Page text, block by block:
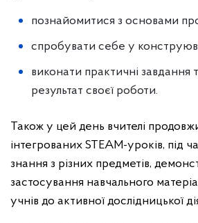
познайомитися з основами
спробувати себе у
виконати практичні завдання
результат своєї роботи.
Також у цей день вчителі
інтегрованих STEAM-уроків, під
знання з різних предметів,
застосування навчального
учнів до активної дослідницької